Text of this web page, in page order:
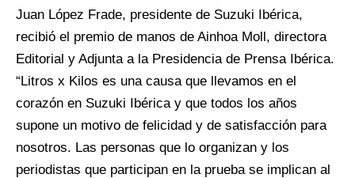
Juan López Frade, presidente de Suzuki Ibérica,
recibió el premio de manos de Ainhoa Moll, directora
Editorial y Adjunta a la Presidencia de Prensa Ibérica.
“Litros x Kilos es una causa que llevamos en el
corazón en Suzuki Ibérica y que todos los años
supone un motivo de felicidad y de satisfacción para
nosotros. Las personas que lo organizan y los
periodistas que participan en la prueba se implican al